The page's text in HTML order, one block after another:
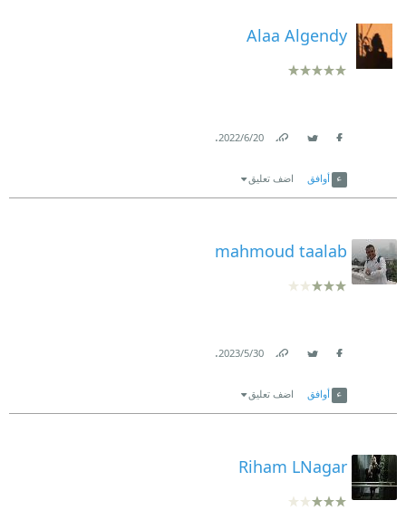
Alaa Algendy
20‏/6‏/2022
.
أوافق اضف تعليق
mahmoud taalab
30‏/5‏/2023
.
أوافق اضف تعليق
Riham LNagar